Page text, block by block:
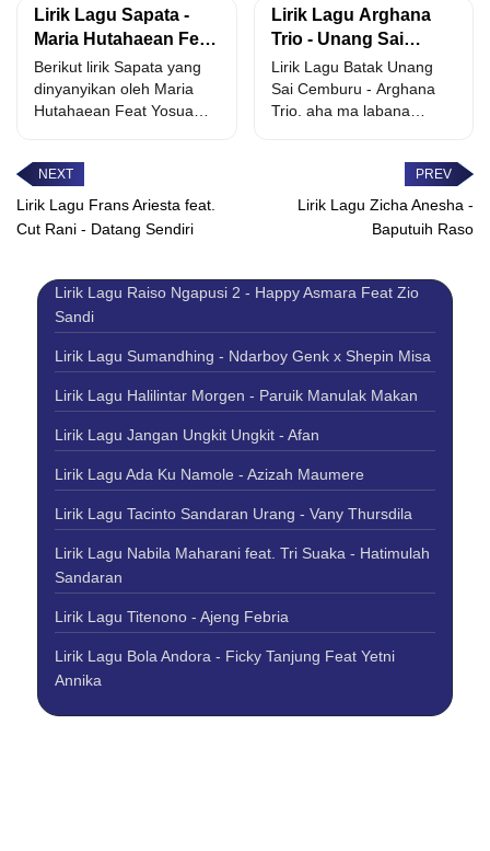
Lirik Lagu Sapata -
Maria Hutahaean Feat
Yosua Oliver
Berikut lirik Sapata yang
dinyanyikan oleh Maria
Hutahaean Feat Yosua
Lirik Lagu Arghana
Trio - Unang Sai
Cemburu
Lirik Lagu Batak Unang
Sai Cemburu - Arghana
Trio. aha ma labana
Lirik Lagu Frans Ariesta feat.
Cut Rani - Datang Sendiri
Lirik Lagu Zicha Anesha -
Baputuih Raso
Lirik Lagu Raiso Ngapusi 2 - Happy Asmara Feat Zio
Sandi
Lirik Lagu Sumandhing - Ndarboy Genk x Shepin Misa
Lirik Lagu Halilintar Morgen - Paruik Manulak Makan
Lirik Lagu Jangan Ungkit Ungkit - Afan
Lirik Lagu Ada Ku Namole - Azizah Maumere
Lirik Lagu Tacinto Sandaran Urang - Vany Thursdila
Lirik Lagu Nabila Maharani feat. Tri Suaka - Hatimulah
Sandaran
Lirik Lagu Titenono - Ajeng Febria
Lirik Lagu Bola Andora - Ficky Tanjung Feat Yetni
Annika